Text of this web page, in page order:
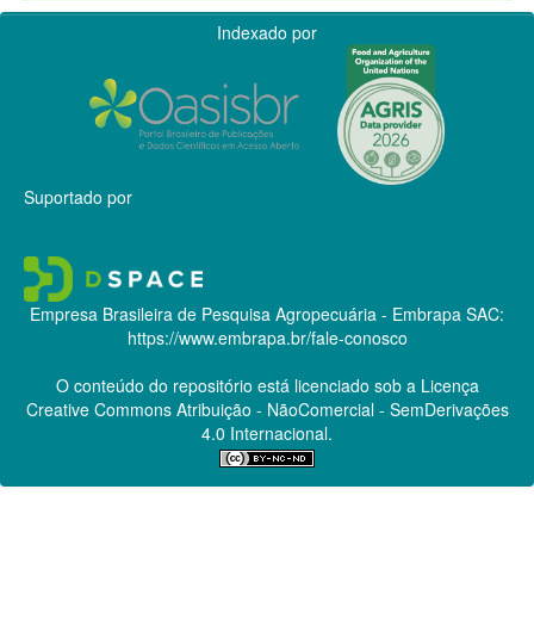
Indexado por
Suportado por
Empresa Brasileira de Pesquisa Agropecuária - Embrapa SAC:
https://www.embrapa.br/fale-conosco
O conteúdo do repositório está licenciado sob a Licença
Creative CommonsAtribuição - NãoComercial - SemDerivações
4.0 Internacional.